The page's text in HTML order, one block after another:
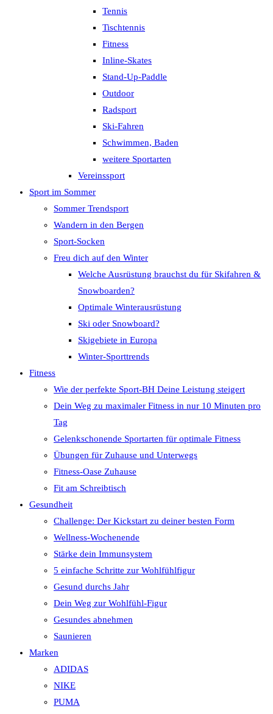
Tennis
Tischtennis
Fitness
Inline-Skates
Stand-Up-Paddle
Outdoor
Radsport
Ski-Fahren
Schwimmen, Baden
weitere Sportarten
Vereinssport
Sport im Sommer
Sommer Trendsport
Wandern in den Bergen
Sport-Socken
Freu dich auf den Winter
Welche Ausrüstung brauchst du für Skifahren &
Snowboarden?
Optimale Winterausrüstung
Ski oder Snowboard?
Skigebiete in Europa
Winter-Sporttrends
Fitness
Wie der perfekte Sport-BH Deine Leistung steigert
Dein Weg zu maximaler Fitness in nur 10 Minuten pro
Tag
Gelenkschonende Sportarten für optimale Fitness
Übungen für Zuhause und Unterwegs
Fitness-Oase Zuhause
Fit am Schreibtisch
Gesundheit
Challenge: Der Kickstart zu deiner besten Form
Wellness-Wochenende
Stärke dein Immunsystem
5 einfache Schritte zur Wohlfühlfigur
Gesund durchs Jahr
Dein Weg zur Wohlfühl-Figur
Gesundes abnehmen
Saunieren
Marken
ADIDAS
NIKE
PUMA